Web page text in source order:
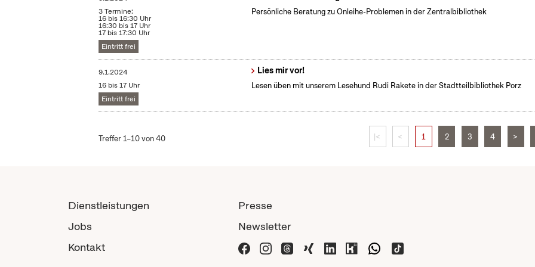
3 Termine:
16 bis 16:30 Uhr
16:30 bis 17 Uhr
17 bis 17:30 Uhr
Eintritt frei
Persönliche Beratung zu Onleihe-Problemen in der Zentralbibliothek
9.1.2024
16 bis 17 Uhr
Eintritt frei
Lies mir vor!
Lesen üben mit unserem Lesehund Rudi Rakete in der Stadtteilbibliothek Porz
Treffer 1–10 von 40 |< < 1 2 3 4 >
Dienstleistungen
Jobs
Kontakt
Presse
Newsletter